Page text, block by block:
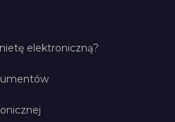
elektroniczną?